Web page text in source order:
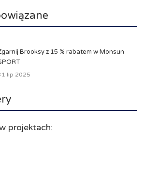
Brooksy z 15 % rabatem w Monsun
lip 2025
projektach: